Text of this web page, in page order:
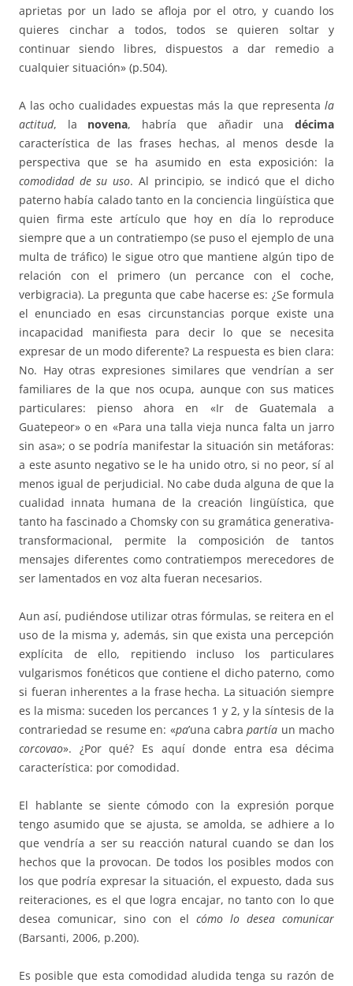
aprietas por un lado se afloja por el otro, y cuando los
quieres cinchar a todos, todos se quieren soltar y
continuar siendo libres, dispuestos a dar remedio a
cualquier situación» (p.504).
A las ocho cualidades expuestas más la que representa la
actitud, la novena, habría que añadir unadécima
característica de las frases hechas, al menos desde la
perspectiva que se ha asumido en esta exposición: la
comodidad de su uso. Al principio, se indicó que el dicho
paterno había calado tanto en la conciencia lingüística que
quien firma este artículo que hoy en día lo reproduce
siempre que a un contratiempo (se puso el ejemplo de una
multa de tráfico) le sigue otro que mantiene algún tipo de
relación con el primero (un percance con el coche,
verbigracia). La pregunta que cabe hacerse es: ¿Se formula
el enunciado en esas circunstancias porque existe una
incapacidad manifiesta para decir lo que se necesita
expresar de un modo diferente? La respuesta es bien clara:
No. Hay otras expresiones similares que vendrían a ser
familiares de la que nos ocupa, aunque con sus matices
particulares: pienso ahora en «Ir de Guatemala a
Guatepeor» o en «Para una talla vieja nunca falta un jarro
sin asa»; o se podría manifestar la situación sin metáforas:
a este asunto negativo se le ha unido otro, si no peor, sí al
menos igual de perjudicial. No cabe duda alguna de que la
cualidad innata humana de la creación lingüística, que
tanto ha fascinado a Chomsky con su gramática generativa-
transformacional, permite la composición de tantos
mensajes diferentes como contratiempos merecedores de
ser lamentados en voz alta fueran necesarios.
Aun así, pudiéndose utilizar otras fórmulas, se reitera en el
uso de la misma y, además, sin que exista una percepción
explícita de ello, repitiendo incluso los particulares
vulgarismos fonéticos que contiene el dicho paterno, como
si fueran inherentes a la frase hecha. La situación siempre
es la misma: suceden los percances 1 y 2, y la síntesis de la
contrariedad se resume en: «pa’una cabrapartía un macho
corcovao». ¿Por qué? Es aquí donde entra esa décima
característica: por comodidad.
El hablante se siente cómodo con la expresión porque
tengo asumido que se ajusta, se amolda, se adhiere a lo
que vendría a ser su reacción natural cuando se dan los
hechos que la provocan. De todos los posibles modos con
los que podría expresar la situación, el expuesto, dada sus
reiteraciones, es el que logra encajar, no tanto con lo que
desea comunicar, sino con el cómo lo desea comunicar
(Barsanti, 2006, p.200).
Es posible que esta comodidad aludida tenga su razón de